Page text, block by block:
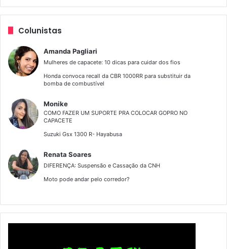
Colunistas
Amanda Pagliari
Mulheres de capacete: 10 dicas para cuidar dos fios
Honda convoca recall da CBR 1000RR para substituir da
bomba de combustível
Monike
COMO FAZER UM SUPORTE PRA COLOCAR GOPRO NO
CAPACETE
Suzuki Gsx 1300 R- Hayabusa
Renata Soares
DIFERENÇA: Suspensão e Cassação da CNH
Moto pode andar pelo corredor?